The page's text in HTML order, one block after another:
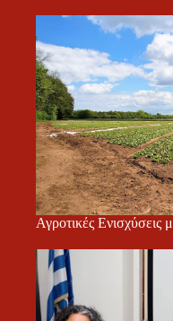
Αγροτικές